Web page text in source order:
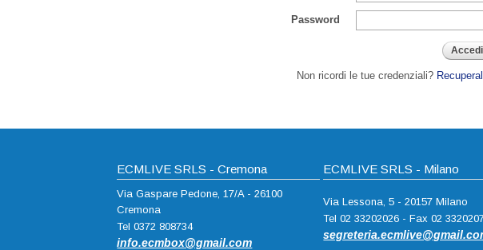
Password
Accedi
Non ricordi le tue credenziali?
ECMLIVE SRLS - Cremona ECMLIVE SRLS - Milano
Via Gaspare Pedone, 17/A - 26100
Cremona
Tel 0372 808734
info.ecmbox@gmail.com
Via Lessona, 5 - 20157 Milano
Tel 02 33202026 - Fax 02